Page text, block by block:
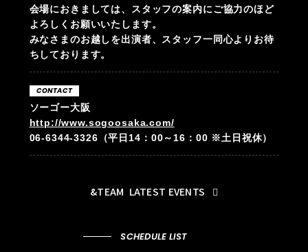
会場におきましては、スタッフの案内にご協力のほど
よろしくお願いいたします。
みなさまのお越しを出演者、スタッフ一同心よりお待
ちしております。
CONTACT
ソーゴー大阪
http://www.sogoosaka.com/
06-6344-3326（平日14：00～16：00 ※土日祝休）
&TEAM LATEST EVENTS
SCHEDULE LIST